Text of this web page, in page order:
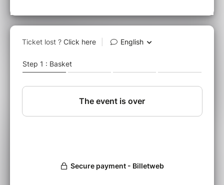
proche l’espace d’un morceau, pour mieux
Curieux, il sait s’ouvrir au monde, mais c’est
univers musicaux, qu’ils viennent durap, de la
chanson.
De “Jidé” à “Tik Tak”, desalbums surprenants